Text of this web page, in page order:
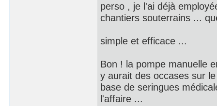
perso , je l'ai déjà
chantiers souterrains ...
simple et efficace ...
Bon ! la pompe manuelle
y aurait des occases sur
base de seringues
l'affaire ...